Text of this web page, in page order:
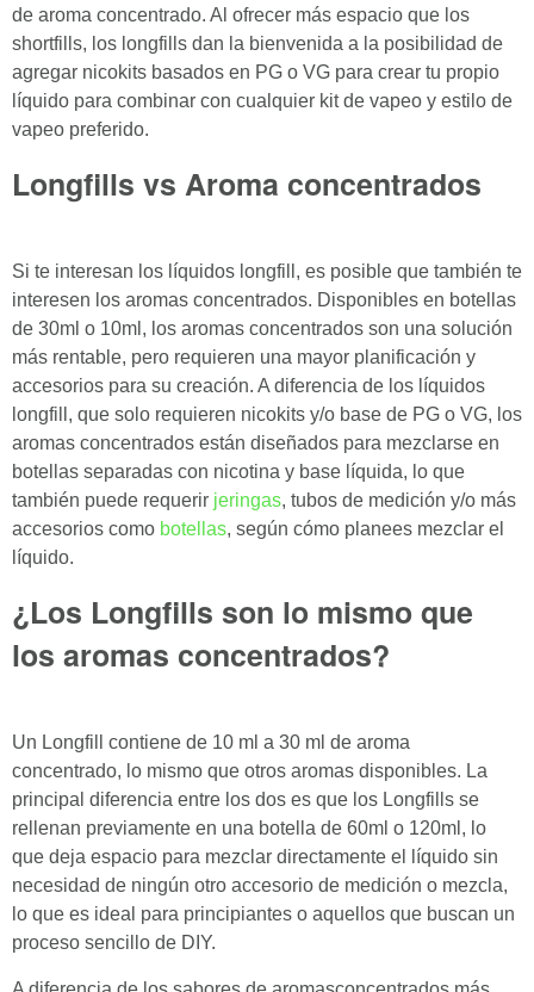
de aroma concentrado. Al ofrecer más espacio que los
shortfills, los longfills dan la bienvenida a la posibilidad de
agregar nicokits basados en PG o VG para crear tu propio
líquido para combinar con cualquier kit de vapeo y estilo de
vapeo preferido.
Longfills vs Aroma concentrados
Si te interesan los líquidos longfill, es posible que también te
interesen los aromas concentrados. Disponibles en botellas
de 30ml o 10ml, los aromas concentrados son una solución
más rentable, pero requieren una mayor planificación y
accesorios para su creación. A diferencia de los líquidos
longfill, que solo requieren nicokits y/o base de PG o VG, los
aromas concentrados están diseñados para mezclarse en
botellas separadas con nicotina y base líquida, lo que
también puede requerir jeringas, tubos de medición y/o más
accesorios como botellas, según cómo planees mezclar el
líquido.
¿Los Longfills son lo mismo que
los aromas concentrados?
Un Longfill contiene de 10 ml a 30 ml de aroma
concentrado, lo mismo que otros aromas disponibles. La
principal diferencia entre los dos es que los Longfills se
rellenan previamente en una botella de 60ml o 120ml, lo
que deja espacio para mezclar directamente el líquido sin
necesidad de ningún otro accesorio de medición o mezcla,
lo que es ideal para principiantes o aquellos que buscan un
proceso sencillo de DIY.